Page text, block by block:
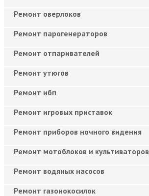
Ремонт оверлоков
Ремонт парогенераторов
Ремонт отпаривателей
Ремонт утюгов
Ремонт ибп
Ремонт игровых приставок
Ремонт приборов ночного видения
Ремонт мотоблоков и культиваторов
Ремонт водяных насосов
Ремонт газонокосилок